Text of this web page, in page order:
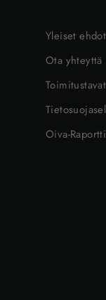
Yleiset ehdot
Ota yhteyttä
Toimitustavat
Oiva-Raportti